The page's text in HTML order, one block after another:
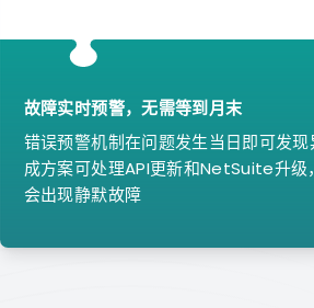
故障实时预警，无需等到月末
错误预警机制在问题发生当日即可发
成方案可处理API更新和NetSuite升级
会出现静默故障